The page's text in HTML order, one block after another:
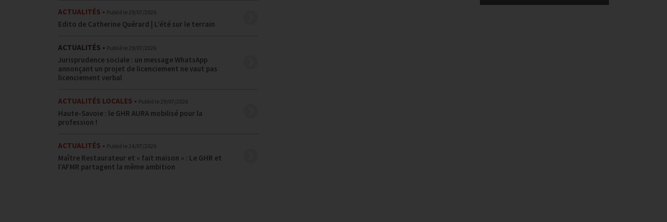
ACTUALITÉS Publié le 29/07/2026
Edito de Catherine Quérard | L’été sur le terrain
ACTUALITÉS Publié le 29/07/2026
Jurisprudence sociale : un message WhatsApp
annonçant un projet de licenciement ne vaut pas
licenciement verbal
ACTUALITÉS LOCALES Publié le 29/07/2026
Haute-Savoie : le GHR AURA mobilisé pour la
profession !
ACTUALITÉS Publié le 24/07/2026
Maître Restaurateur et « fait maison » : Le GHR et
l’AFMR partagent la même ambition